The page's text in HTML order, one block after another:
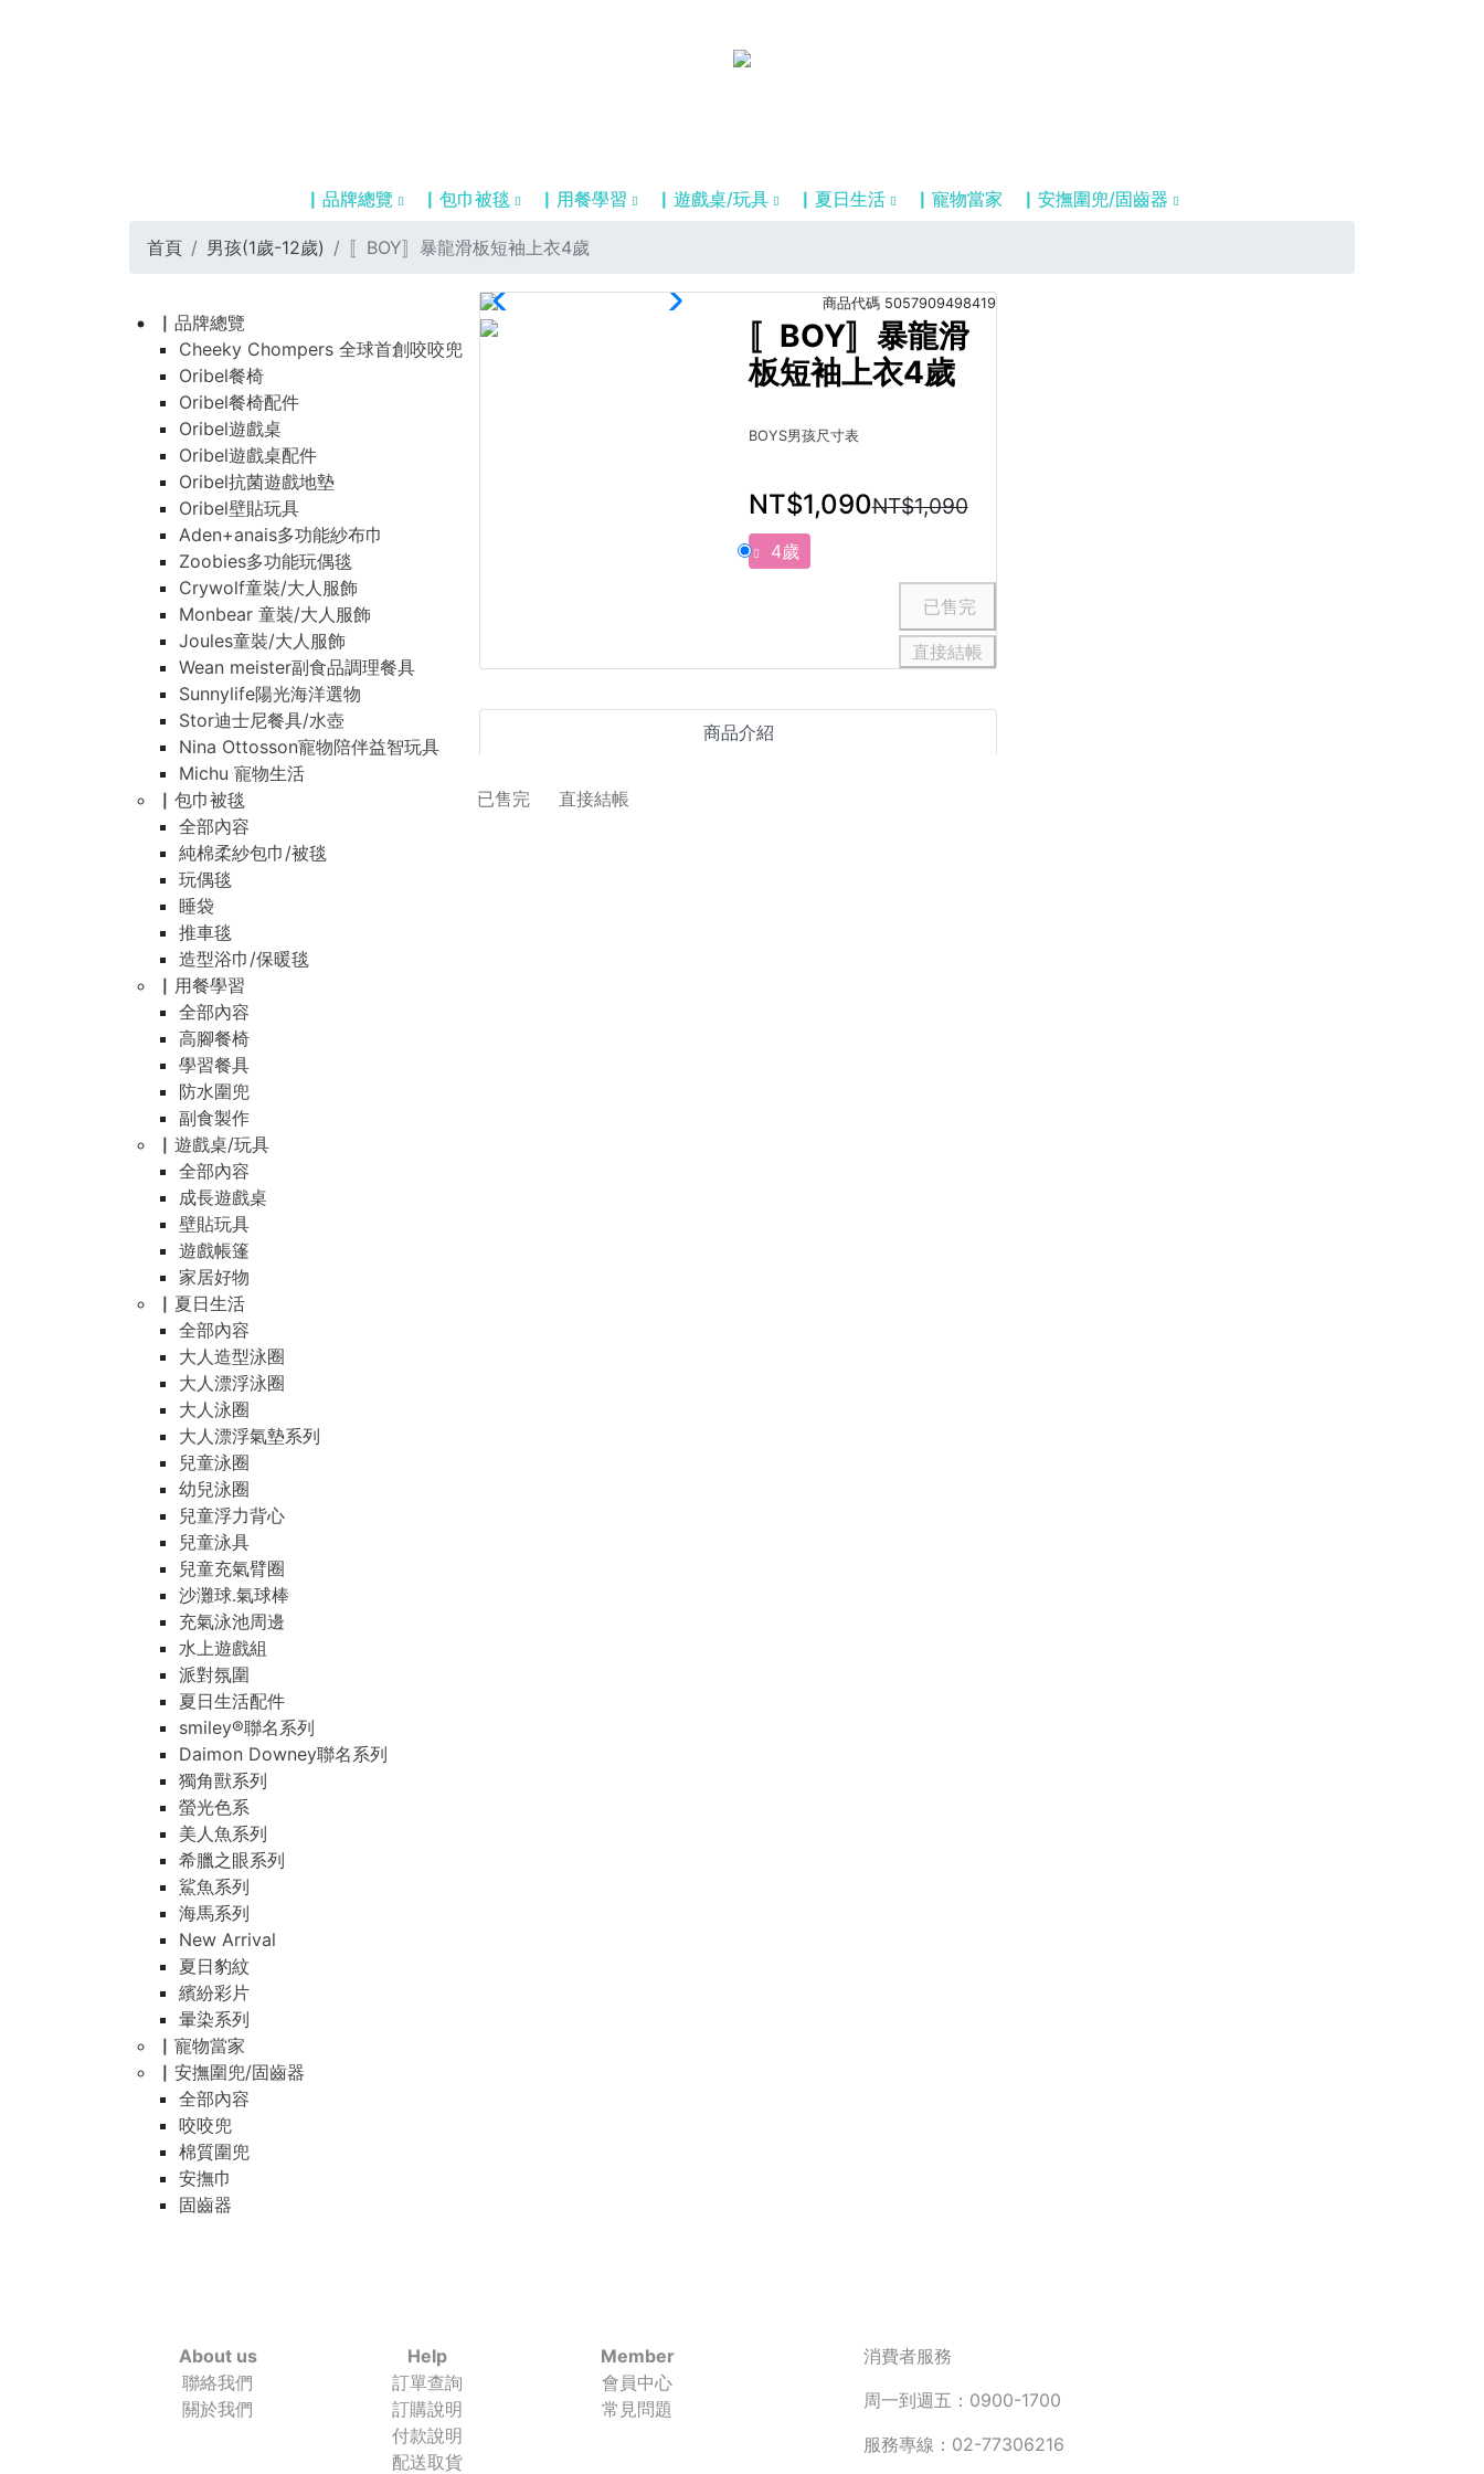
▏品牌總覽 ▏包巾被毯 ▏用餐學習 ▏遊戲桌/玩具 ▏夏日生活 ▏寵物當家 ▏安撫圍兜/固齒器
首頁 男孩(1歲-12歲) 〚BOY〛暴龍滑板短袖上衣4歲
▏品牌總覽
Cheeky Chompers 全球首創咬咬兜
Oribel餐椅
Oribel餐椅配件
Oribel遊戲桌
Oribel遊戲桌配件
Oribel抗菌遊戲地墊
Oribel壁貼玩具
Aden+anais多功能紗布巾
Zoobies多功能玩偶毯
Crywolf童裝/大人服飾
Monbear 童裝/大人服飾
Joules童裝/大人服飾
Wean meister副食品調理餐具
Sunnylife陽光海洋選物
Stor迪士尼餐具/水壺
Nina Ottosson寵物陪伴益智玩具
Michu 寵物生活
▏包巾被毯
全部內容
純棉柔紗包巾/被毯
玩偶毯
睡袋
推車毯
造型浴巾/保暖毯
▏用餐學習
全部內容
高腳餐椅
學習餐具
防水圍兜
副食製作
▏遊戲桌/玩具
全部內容
成長遊戲桌
壁貼玩具
遊戲帳篷
家居好物
▏夏日生活
全部內容
大人造型泳圈
大人漂浮泳圈
大人泳圈
大人漂浮氣墊系列
兒童泳圈
幼兒泳圈
兒童浮力背心
兒童泳具
兒童充氣臂圈
沙灘球.氣球棒
充氣泳池周邊
水上遊戲組
派對氛圍
夏日生活配件
smiley®聯名系列
Daimon Downey聯名系列
獨角獸系列
螢光色系
美人魚系列
希臘之眼系列
鯊魚系列
海馬系列
New Arrival
夏日豹紋
繽紛彩片
暈染系列
▏寵物當家
▏安撫圍兜/固齒器
全部內容
咬咬兜
棉質圍兜
安撫巾
固齒器
商品代碼 5057909498419
〚BOY〛暴龍滑
板短袖上衣4歲
BOYS男孩尺寸表
NT$1,090NT$1,090
4歲
直接結帳
商品介紹
直接結帳
About us
聯絡我們
關於我們
Help
訂單查詢
訂購說明
付款說明
配送取貨
Member
會員中心
常見問題
消費者服務
周一到週五：0900-1700
服務專線：02-77306216